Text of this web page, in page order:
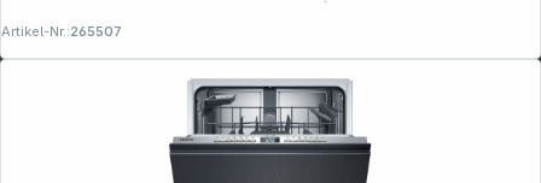
Artikel-Nr.:265507